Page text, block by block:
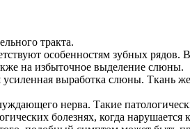
тракта.
особенностям зубных рядов. В
на избыточное выделение слюны.
выработка слюны. Ткань
нерва. Такие
болезнях, когда нарушается